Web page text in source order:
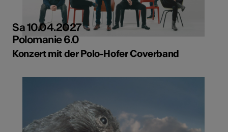
Sa 10.04.2027
Polomanie 6.0
Konzert mit der Polo-Hofer Coverband